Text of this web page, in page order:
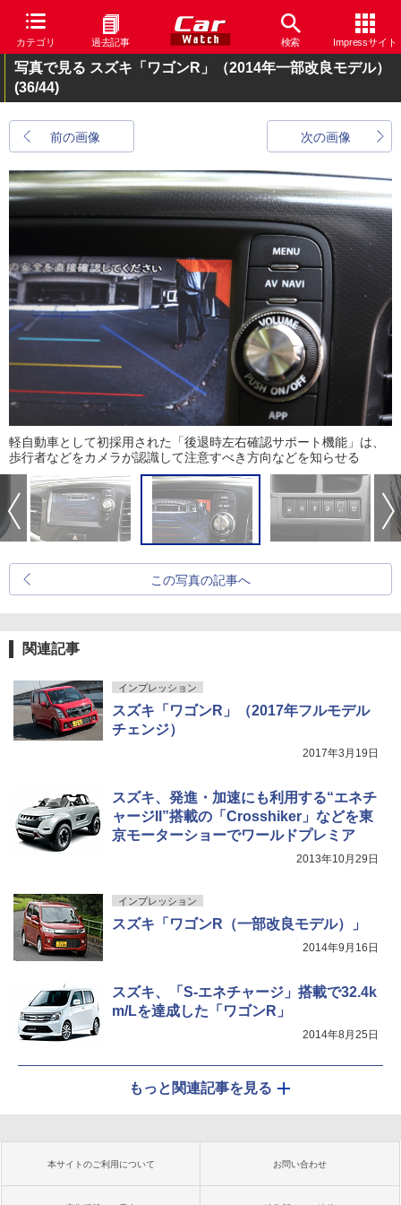
カテゴリ 過去記事 検索 Impressサイト
写真で見る スズキ「ワゴンR」（2014年一部改良モデル）
(36/44)
前の画像 次の画像
軽自動車として初採用された「後退時左右確認サポート機能」は、
歩行者などをカメラが認識して注意すべき方向などを知らせる
この写真の記事へ
関連記事
インプレッション
スズキ「ワゴンR」（2017年フルモデル
チェンジ）
2017年3月19日
スズキ、発進・加速にも利用する“エネチ
ャージII”搭載の「Crosshiker」などを東
京モーターショーでワールドプレミア
2013年10月29日
インプレッション
スズキ「ワゴンR（一部改良モデル）」
2014年9月16日
スズキ、「S-エネチャージ」搭載で32.4k
m/Lを達成した「ワゴンR」
2014年8月25日
もっと関連記事を見る
本サイトのご利用について お問い合わせ